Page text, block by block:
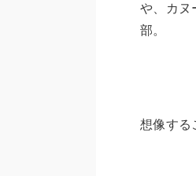
や、カヌ
部。
想像する